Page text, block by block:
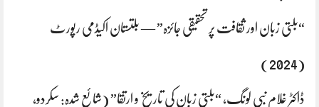
“بلتی زبان اور ثقافت پر تحقیقی جائزہ” — بلتستان اکیڈمی رپورٹ
(2024)
ڈاکٹر غلام نبی لونگ، “بلتی زبان کی تاریخ و ارتقا” (شائع شدہ: سکردو،